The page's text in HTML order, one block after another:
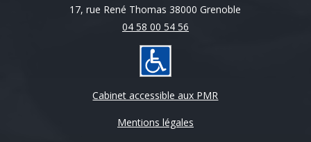
17, rue René Thomas 38000 Grenoble
04 58 00 54 56
Cabinet accessible aux PMR
Mentions légales